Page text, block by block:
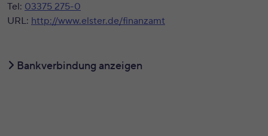
Tel: 03375 275-0
URL: http://www.elster.de/finanzamt
Bankverbindung anzeigen